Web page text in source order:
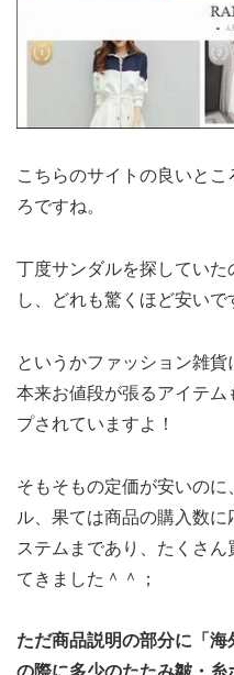
こちらのサイトの良いと
ろですね。
丁度サンダルを探してい
し、どれも驚くほど安いで
というかファッション雑
本来お値段が張るアイテ
プされていますよ！
そもそもの定価が安いの
ル、果ては商品の購入数
ステムまであり、たくさ
てきました＾＾；
ただ商品説明の部分に「